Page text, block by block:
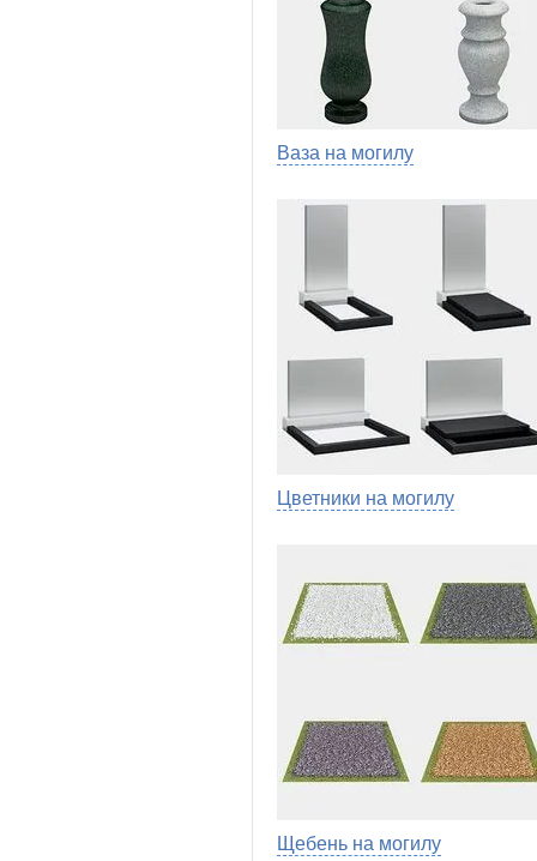
Ваза на могилу
Цветники на могилу
Щебень на могилу